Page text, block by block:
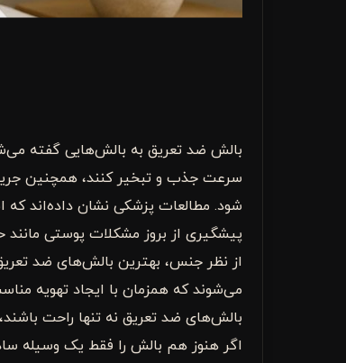
بالش ضد تعریق به بالش‌هایی گفته
سرعت جذب و تبخیر کنند، همچنین
شود. مطالعات پزشکی نشان داده‌اند
پیشگیری از بروز مشکلات پوستی
از نظر جنس، بهترین بالش‌های ضد
می‌شوند که همزمان با ایجاد تهویه
بالش‌های ضد تعریق نه تنها راحت
اگر هنوز هم بالش را فقط یک وسیله